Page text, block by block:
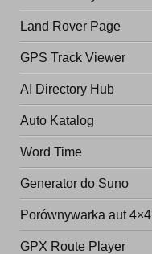
Land Rover Page
GPS Track Viewer
AI Directory Hub
Auto Katalog
Word Time
Generator do Suno
Porównywarka aut 4×4
GPX Route Player